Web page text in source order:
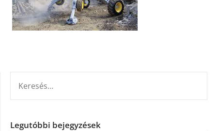
Legutóbbi bejegyzések